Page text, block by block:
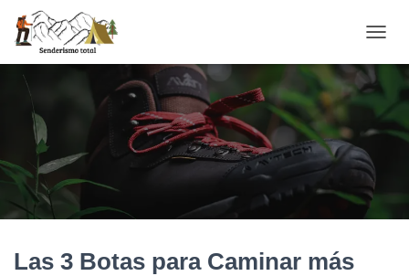
Las 3 Botas para Caminar más